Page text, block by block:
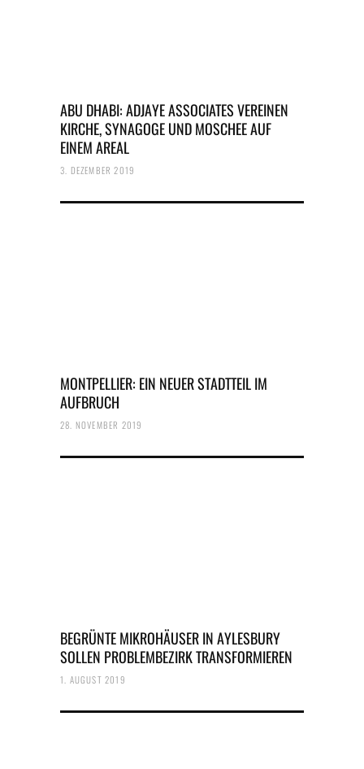
ABU DHABI: ADJAYE ASSOCIATES VEREINEN
KIRCHE, SYNAGOGE UND MOSCHEE AUF
EINEM AREAL
3. DEZEMBER 2019
MONTPELLIER: EIN NEUER STADTTEIL IM
AUFBRUCH
28. NOVEMBER 2019
BEGRÜNTE MIKROHÄUSER IN AYLESBURY
SOLLEN PROBLEMBEZIRK TRANSFORMIEREN
1. AUGUST 2019